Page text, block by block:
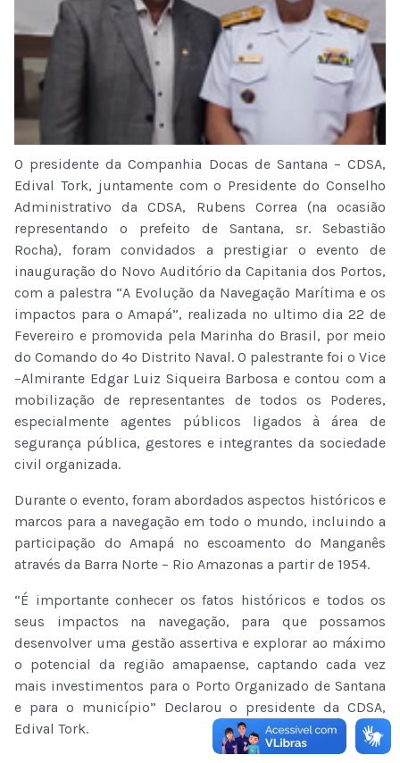
O presidente da Companhia Docas de Santana – CDSA,
Edival Tork, juntamente com o Presidente do Conselho
Administrativo da CDSA, Rubens Correa (na ocasião
representando o prefeito de Santana, sr. Sebastião
Rocha), foram convidados a prestigiar o evento de
inauguração do Novo Auditório da Capitania dos Portos,
com a palestra “A Evolução da Navegação Marítima e os
impactos para o Amapá”, realizada no ultimo dia 22 de
Fevereiro e promovida pela Marinha do Brasil, por meio
do Comando do 4o Distrito Naval. O palestrante foi o Vice
–Almirante Edgar Luiz Siqueira Barbosa e contou com a
mobilização de representantes de todos os Poderes,
especialmente agentes públicos ligados à área de
segurança pública, gestores e integrantes da sociedade
civil organizada.
Durante o evento, foram abordados aspectos históricos e
marcos para a navegação em todo o mundo, incluindo a
participação do Amapá no escoamento do Manganês
através da Barra Norte – Rio Amazonas a partir de 1954.
“É importante conhecer os fatos históricos e todos os
seus impactos na navegação, para que possamos
desenvolver uma gestão assertiva e explorar ao máximo
o potencial da região amapaense, captando cada vez
mais investimentos para o Porto Organizado de Santana
e para o município” Declarou o presidente da CDSA,
Edival Tork.